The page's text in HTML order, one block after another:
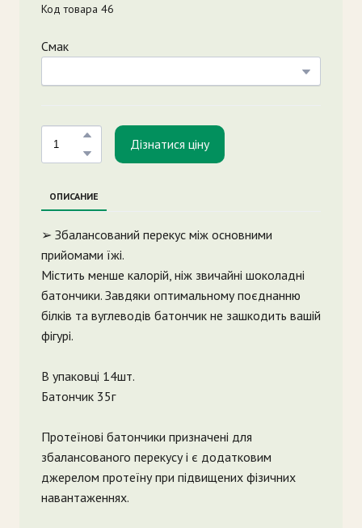
Код товара 46
Смак
Дізнатися ціну
ОПИСАНИЕ
➢ Збалансований перекус між основними
прийомами їжі.
Містить менше калорій, ніж звичайні шоколадні
батончики. Завдяки оптимальному поєднанню
білків та вуглеводів батончик не зашкодить вашій
фігурі.
В упаковці 14шт.
Батончик 35г
Протеїнові батончики призначені для
збалансованого перекусу і є додатковим
джерелом протеїну при підвищених фізичних
навантаженнях.